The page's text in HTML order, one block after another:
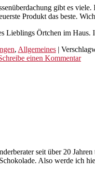
gibt es
Produkt das beste.
Lieblings Örtchen im Haus.
, Allgemeines |
einen Kommentar
seit über 20
Also werde ich